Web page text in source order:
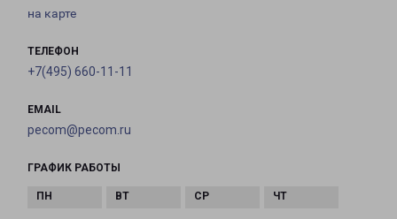
на карте
ТЕЛЕФОН
+7(495) 660-11-11
EMAIL
pecom@pecom.ru
ГРАФИК РАБОТЫ